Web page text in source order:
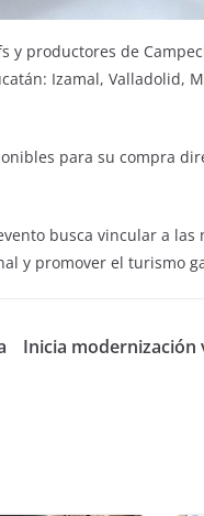
productores de
Izamal, Valladolid,
para su compra
busca vincular a las
y promover el turismo
Inicia modernización